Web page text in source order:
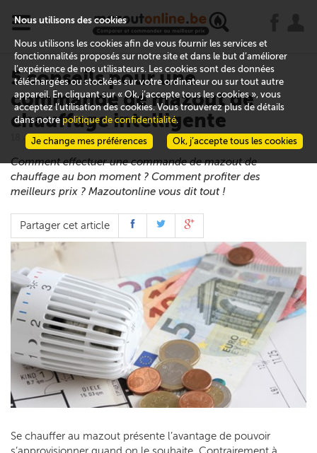
x
5 conseils pour une
commande de mazout de
chauffage intelligente
18 août 2017
Comment effectuer une commande de mazout de
chauffage au bon moment ? Comment profiter des
meilleurs prix ? Mazoutonline vous dit tout !
Partager cet article
Se chauffer au mazout présente l’avantage de pouvoir
Nous utilisons des cookies
Nous utilisons les cookies afin de vous fournir les services et
fonctionnalités proposés sur notre site et dans le but d’améliorer
l’expérience de nos utilisateurs. Les cookies sont des données
téléchargées ou stockées sur votre ordinateur ou sur tout autre
appareil. En cliquant sur « Ok, j’accepte tous les cookies », vous
acceptez l’utilisation des cookies. Vous trouverez plus de détails
dans notre politique de confidentialité.
Ok, j’accepte tous les cookies
Je change mes préférences